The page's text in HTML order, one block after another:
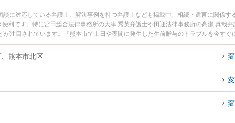
に対応している弁護士、解決事例を持つ弁護士なども掲載中。相続・遺言に関係す
利です。特に宮田総合法律事務所の大津 秀英弁護士や田迎法律事務所の髙瀬 真哉弁
注目されています。『熊本市で土日や夜間に発生した生前贈与のトラブルを今すぐ
『初回相談無料で生前贈与を法律相談できる熊本市内の弁護士に相談予約したい』
熊本市北区